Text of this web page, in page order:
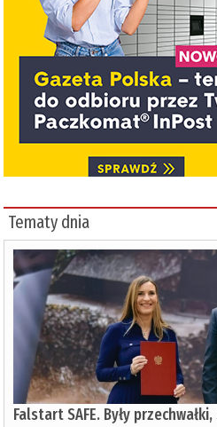
Tematy dnia
Falstart SAFE. Były